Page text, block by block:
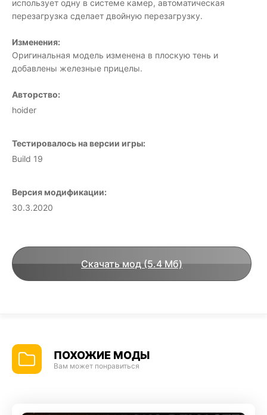
использует одну в системе камер, автоматическая
перезагрузка сделает двойную перезагрузку.
Изменения:
Оригинальная модель изменена в плоскую тень и
добавлены железные прицелы.
Авторство:
hoider
Тестировалось на версии игры:
Build 19
Версия модификации:
30.3.2020
Скачать мод (5.4 Мб)
ПОХОЖИЕ МОДЫ
Вам может понравиться